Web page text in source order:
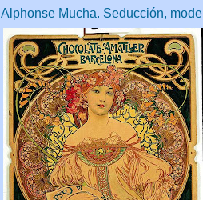
Alphonse Mucha. Seducción,